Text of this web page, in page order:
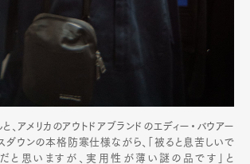
、アメリカのアウトドアブランドのエディー・バウアー
ダウンの本格防寒仕様ながら、「被ると息苦しいで
と思いますが、実用性が薄い謎の品です」と